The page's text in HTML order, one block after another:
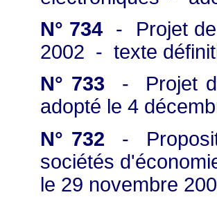
N° 734 - Projet de
2002 - texte
N° 733 - Projet
adopté le 4
N° 732 -
sociétés
le 29 novembre